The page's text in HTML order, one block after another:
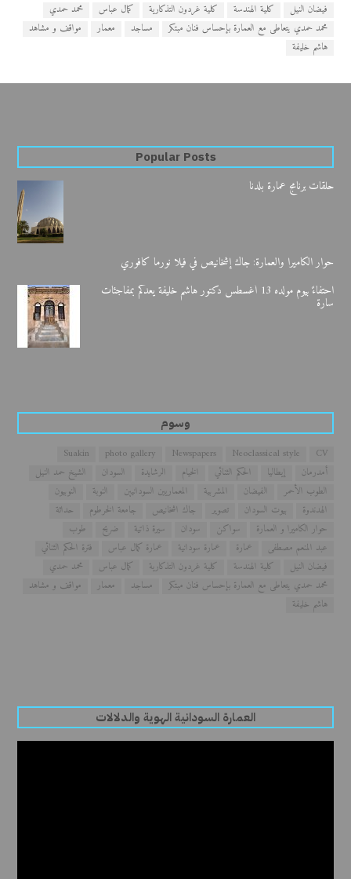
فيضان النيل
كلية الهندسة كلية غردون التذكارية كمال عباس
محمد حمدي
محمد حمدي يتعاطى مع العمارة بإحساس فنان مبتكر
مساجد معمار
مواقف و مشاهد
هاشم خليفة
Popular Posts
حلقات برنامج عمارة بلدنا
حوار الكاميرا والعمارة: جاك إشخانيص في فيلا نورما كافوري
احتفاءً بيوم مولده 13 أغسطس دكتور هاشم خليفة يعدكم بمفاجئات
سارة
وسوم
CV
Neoclassical style
Newspapers
photo gallery
Suakin
أمدرمان
إيطاليا الحكم الثنائي الخيام الرشايدة السودان
الشيخ حمد النيل
الطوب الأحمر
الفيضان المشربية المعماريين السودانيين النوبة
النوبيون
الهدندوة
بيوت السودان تصوير جاك اشخانيص جامعة الخرطوم
حداثة
حوار الكاميرا و العمارة
سواكن سودان سيرة ذاتية ضريح
طوب
عبد المنعم مصطفى
عمارة عمارة سودانية عمارة كمال عباس
فترة الحكم الثنائي
فيضان النيل
كلية الهندسة كلية غردون التذكارية كمال عباس
محمد حمدي
محمد حمدي يتعاطى مع العمارة بإحساس فنان مبتكر
مساجد معمار
مواقف و مشاهد
هاشم خليفة
العمارة السودانية الهوية والدلالات
مشغل